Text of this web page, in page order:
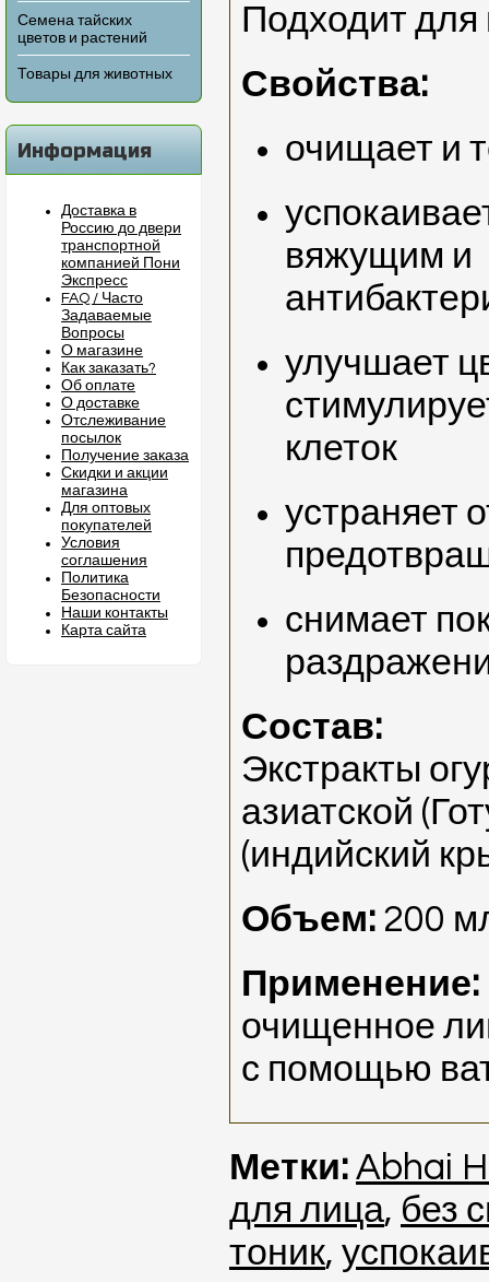
Семена тайских
цветов и растений
Товары для животных
Информация
Доставка в
Россию до двери
транспортной
компанией Пони
Экспресс
FAQ / Часто
Задаваемые
Вопросы
О магазине
Как заказать?
Об оплате
О доставке
Отслеживание
посылок
Получение заказа
Скидки и акции
магазина
Для оптовых
покупателей
Условия
соглашения
Политика
Безопасности
Наши контакты
Карта сайта
Подходит для
Свойства:
очищает и
вяжущим и
улучшает
клеток
устраняет
снимает
Состав:
Экстракты
азиатской
(индийский
Объем: 200
Применение:
очищенное
с помощью
Метки: Abhai
для лица, без
тоник,